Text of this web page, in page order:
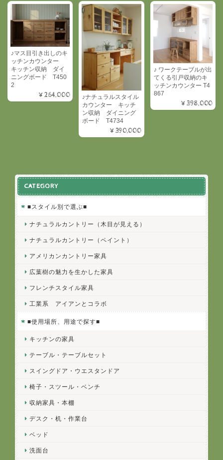
♪マス目引き出しのキ
ッチンカウンター
キッチン収納 ダイ
ニングボード T450
2
¥264,000
♪ナチュラルスタイル
カウンター キッチ
ン収納 ダイニング
ボード T4734
¥390,000
♪ ワークテーブルが出
てくる引戸収納のキ
ッチンカウンター T4
867
¥398,000
CATEGORY
■スタイル別で選ぶ■
ナチュラルカントリー（木目が見える）
ナチュラルカントリー（ペイント）
アメリカンカントリー家具
広葉樹の魅力を生かした家具
フレンチスタイル家具
工業系 アイアンとコラボ
■使用場所、用途で探す■
キッチンの家具
テーブル・テーブルセット
スイングドア・ウエスタンドア
椅子・スツール・ベンチ
収納家具・本棚
デスク・机・作業台
ベッド
洗面台